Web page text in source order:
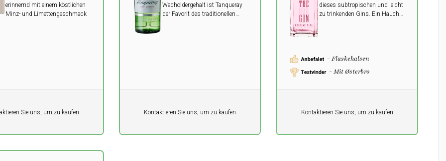
erinnernd mit einem köstlichen
Minz- und Limettengeschmack
Sie uns, um zu kaufen
Wacholdergehalt ist Tanqueray
der Favorit des traditionellen
Kontaktieren Sie uns, um zu kaufen
Pro Einheit
0,00DKK
dieses subtropischen und leicht
zu trinkenden Gins. Ein Hauch
- Flaskehalsen
- Mit Østerbro
Kontaktieren Sie uns, um zu kaufen
Pro Einheit
0,00DKK